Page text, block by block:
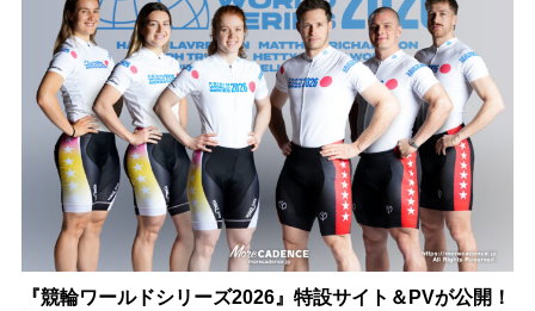
『競輪ワールドシリーズ2026』特設サイト＆PVが公開！